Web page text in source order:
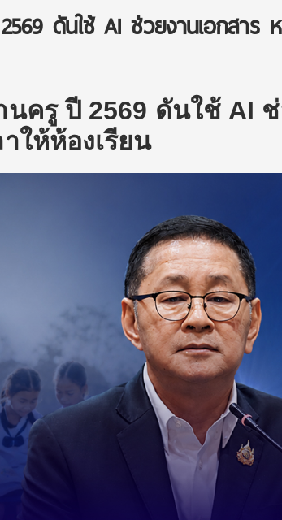
ดันใช้ AI ช่วยงานเอกสาร
ครู ปี 2569 ดันใช้ AI
ให้ห้องเรียน